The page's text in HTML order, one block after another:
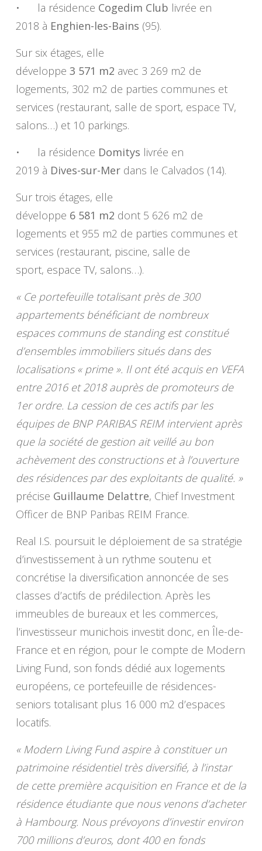
• la résidence Cogedim Club livrée en
2018 à Enghien-les-Bains (95).
Sur six étages, elle
développe 3 571 m2 avec 3 269 m2 de
logements, 302 m2 de parties communes et
services (restaurant, salle de sport, espace TV,
salons…) et 10 parkings.
• la résidence Domitys livrée en
2019 à Dives-sur-Merdans le Calvados (14).
Sur trois étages, elle
développe 6 581 m2 dont 5 626 m2 de
logements et 955 m2 de parties communes et
services (restaurant, piscine, salle de
sport, espace TV, salons…).
« Ce portefeuille totalisant près de 300
appartements bénéficiant de nombreux
espaces communs de standing est constitué
d’ensembles immobiliers situés dans des
localisations « prime ». Il ont été acquis en VEFA
entre 2016 et 2018 auprès de promoteurs de
1er ordre. La cession de ces actifs par les
équipes de BNP PARIBAS REIM intervient après
que la société de gestion ait veillé au bon
achèvement des constructions et à l’ouverture
des résidences par des exploitants de qualité. »
précise Guillaume Delattre, Chief Investment
Officer de BNP Paribas REIM France.
Real I.S. poursuit le déploiement de sa stratégie
d’investissement à un rythme soutenu et
concrétise la diversification annoncée de ses
classes d’actifs de prédilection. Après les
immeubles de bureaux et les commerces,
l’investisseur munichois investit donc, en Île-de-
France et en région, pour le compte de Modern
Living Fund, son fonds dédié aux logements
européens, ce portefeuille de résidences-
seniors totalisant plus 16 000 m2 d’espaces
locatifs.
« Modern Living Fund aspire à constituer un
patrimoine résidentiel très diversifié, à l’instar
de cette première acquisition en France et de la
résidence étudiante que nous venons d’acheter
à Hambourg. Nous prévoyons d’investir environ
700 millions d’euros, dont 400 en fonds